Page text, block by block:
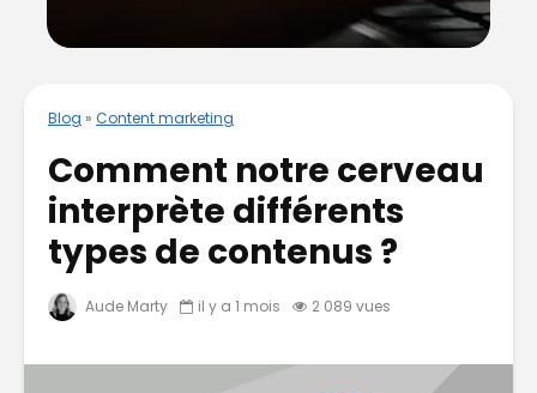
Blog » Content marketing
Comment notre cerveau
interprète différents
types de contenus ?
Aude Marty il y a 1 mois 2 089 vues